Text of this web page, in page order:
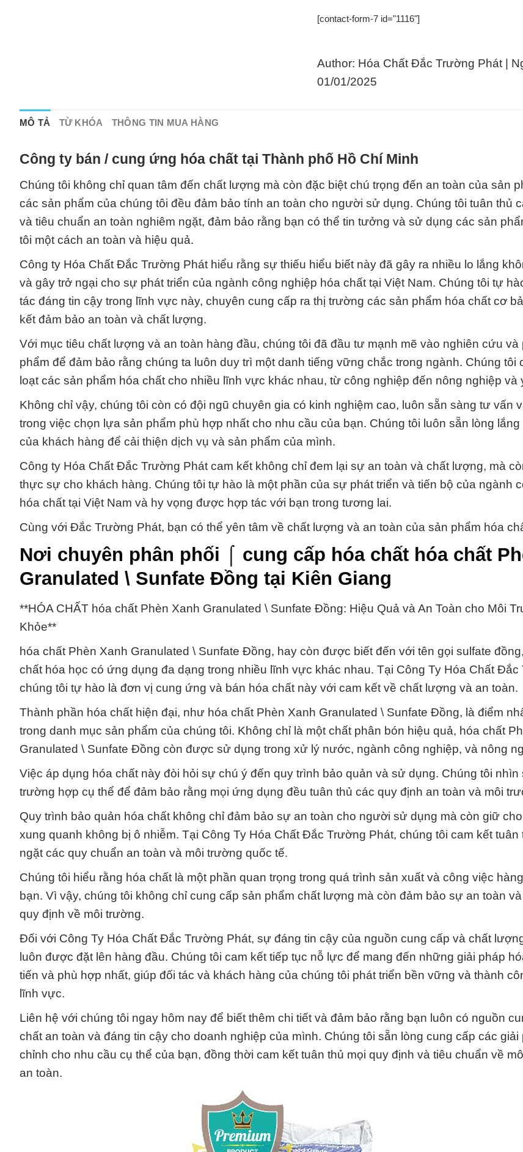
[contact-form-7 id="1116"]
Author: Hóa Chất Đắc Trường Phát |
01/01/2025
MÔ TẢ TỪ KHÓA THÔNG TIN MUA HÀNG
Công ty bán / cung ứng hóa chất tại Thành phố Hồ Chí Minh
Chúng tôi không chỉ quan tâm đến chất lượng mà còn đặc biệt chú trọng đến an toàn của sản
các sản phẩm của chúng tôi đều đảm bảo tính an toàn cho người sử dụng. Chúng tôi tuân thủ
và tiêu chuẩn an toàn nghiêm ngặt, đảm bảo rằng bạn có thể tin tưởng và sử dụng các sản
tôi một cách an toàn và hiệu quả.
Công ty Hóa Chất Đắc Trường Phát hiểu rằng sự thiếu hiểu biết này đã gây ra nhiều lo lắng
và gây trở ngại cho sự phát triển của ngành công nghiệp hóa chất tại Việt Nam. Chúng tôi tự
tác đáng tin cậy trong lĩnh vực này, chuyên cung cấp ra thị trường các sản phẩm hóa chất cơ
kết đảm bảo an toàn và chất lượng.
Với mục tiêu chất lượng và an toàn hàng đầu, chúng tôi đã đầu tư mạnh mẽ vào nghiên cứu và
phẩm để đảm bảo rằng chúng ta luôn duy trì một danh tiếng vững chắc trong ngành. Chúng tôi
loạt các sản phẩm hóa chất cho nhiều lĩnh vực khác nhau, từ công nghiệp đến nông nghiệp và
Không chỉ vậy, chúng tôi còn có đội ngũ chuyên gia có kinh nghiệm cao, luôn sẵn sàng tư vấn
trong việc chọn lựa sản phẩm phù hợp nhất cho nhu cầu của bạn. Chúng tôi luôn sẵn lòng lắng
của khách hàng để cải thiện dịch vụ và sản phẩm của mình.
Công ty Hóa Chất Đắc Trường Phát cam kết không chỉ đem lại sự an toàn và chất lượng, mà
thực sự cho khách hàng. Chúng tôi tự hào là một phần của sự phát triển và tiến bộ của ngành
hóa chất tại Việt Nam và hy vọng được hợp tác với bạn trong tương lai.
Cùng với Đắc Trường Phát, bạn có thể yên tâm về chất lượng và an toàn của sản phẩm hóa
Nơi chuyên phân phối ⌠ cung cấp hóa chất hóa chất
Granulated \ Sunfate Đồng tại Kiên Giang
**HÓA CHẤT hóa chất Phèn Xanh Granulated \ Sunfate Đồng: Hiệu Quả và An Toàn cho Môi
Khỏe**
hóa chất Phèn Xanh Granulated \ Sunfate Đồng, hay còn được biết đến với tên gọi sulfate
chất hóa học có ứng dụng đa dạng trong nhiều lĩnh vực khác nhau. Tại Công Ty Hóa Chất Đắc
chúng tôi tự hào là đơn vị cung ứng và bán hóa chất này với cam kết về chất lượng và an toàn.
Thành phần hóa chất hiện đại, như hóa chất Phèn Xanh Granulated \ Sunfate Đồng, là điểm
trong danh mục sản phẩm của chúng tôi. Không chỉ là một chất phân bón hiệu quả, hóa chất
Granulated \ Sunfate Đồng còn được sử dụng trong xử lý nước, ngành công nghiệp, và nông
Việc áp dụng hóa chất này đòi hỏi sự chú ý đến quy trình bảo quản và sử dụng. Chúng tôi nhìn
trường hợp cụ thể để đảm bảo rằng mọi ứng dụng đều tuân thủ các quy định an toàn và môi
Quy trình bảo quản hóa chất không chỉ đảm bảo sự an toàn cho người sử dụng mà còn giữ
xung quanh không bị ô nhiễm. Tại Công Ty Hóa Chất Đắc Trường Phát, chúng tôi cam kết tuân
ngặt các quy chuẩn an toàn và môi trường quốc tế.
Chúng tôi hiểu rằng hóa chất là một phần quan trọng trong quá trình sản xuất và công việc
bạn. Vì vậy, chúng tôi không chỉ cung cấp sản phẩm chất lượng mà còn đảm bảo sự an toàn
quy định về môi trường.
Đối với Công Ty Hóa Chất Đắc Trường Phát, sự đáng tin cậy của nguồn cung cấp và chất
luôn được đặt lên hàng đầu. Chúng tôi cam kết tiếp tục nỗ lực để mang đến những giải pháp
tiến và phù hợp nhất, giúp đối tác và khách hàng của chúng tôi phát triển bền vững và thành
lĩnh vực.
Liên hệ với chúng tôi ngay hôm nay để biết thêm chi tiết và đảm bảo rằng bạn luôn có nguồn
chất an toàn và đáng tin cậy cho doanh nghiệp của mình. Chúng tôi sẵn lòng cung cấp các giải
chỉnh cho nhu cầu cụ thể của bạn, đồng thời cam kết tuân thủ mọi quy định và tiêu chuẩn về
an toàn.